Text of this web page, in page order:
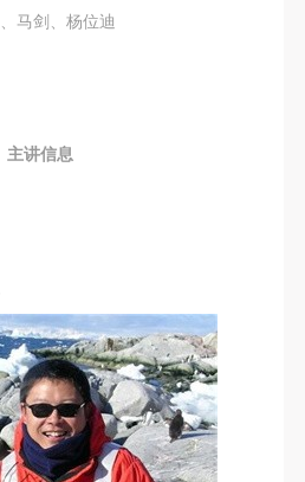
马剑、杨位迪
主讲信息
协议约定和法律规定的用
力塑造一个开放、自由、学
学院的学术研究为基础，积
、中外艺术家以及社会公众
示的平台。作为一家公益性
活动以学术性和公益性为
央美术学院公共教育部所
协议约定和法律规定的用
力塑造一个开放、自由、学
学院的学术研究为基础，积
、中外艺术家以及社会公众
示的平台。作为一家公益性
活动以学术性和公益性为
央美术学院公共教育部所
协议约定和法律规定的用
力塑造一个开放、自由、学
学院的学术研究为基础，积
、中外艺术家以及社会公众
示的平台。作为一家公益性
活动以学术性和公益性为
央美术学院公共教育部所